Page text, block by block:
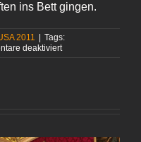
ins Bett gingen.
2011
Tags:
deaktiviertfür